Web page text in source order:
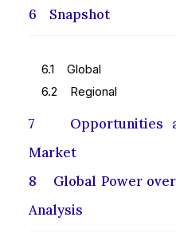
6 Snapshot
6.1 Global
6.2 Regional
7 Opportunities
Market
8 Global Power over
Analysis